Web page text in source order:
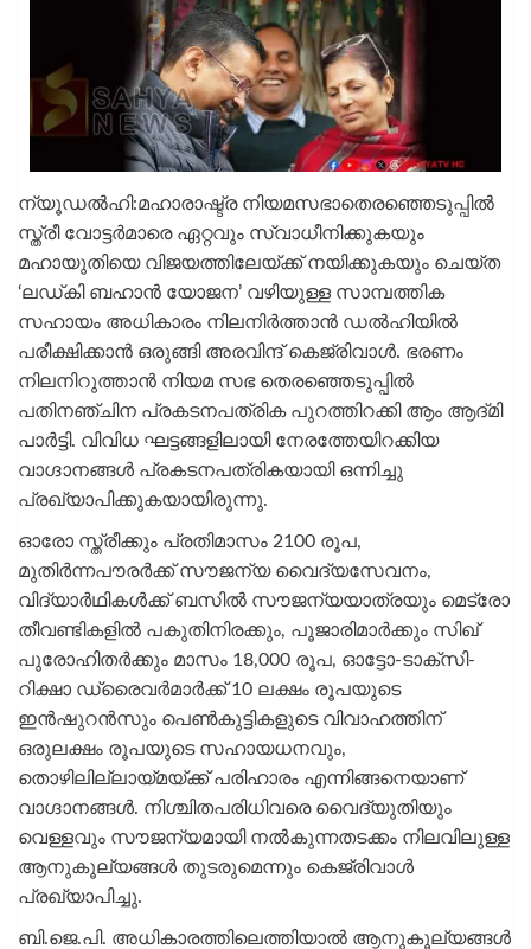
ന്യൂഡൽഹി:മഹാരാഷ്ട്ര നിയമസഭാതെരഞ്ഞെടുപ്പിൽ
സ്ത്രീ വോട്ടർമാരെ ഏറ്റവും സ്വാധീനിക്കുകയും
മഹായുതിയെ വിജയത്തിലേയ്ക്ക് നയിക്കുകയും ചെയ്ത
‘ലഡ്കി ബഹാൻ യോജന’ വഴിയുള്ള സാമ്പത്തിക
സഹായം അധികാരം നിലനിർത്താൻ ഡൽഹിയിൽ
പരീക്ഷിക്കാൻ ഒരുങ്ങി അരവിന്ദ് കെജ്‌രിവാൾ. ഭരണം
നിലനിറുത്താൻ നിയമ സഭ തെരഞ്ഞെടുപ്പിൽ
പതിനഞ്ചിന പ്രകടനപത്രിക പുറത്തിറക്കി ആം ആദ്മി
പാർട്ടി. വിവിധ ഘട്ടങ്ങളിലായി നേരത്തേയിറക്കിയ
വാഗ്ദാനങ്ങൾ പ്രകടനപത്രികയായി ഒന്നിച്ചു
പ്രഖ്യാപിക്കുകയായിരുന്നു.
ഓരോ സ്ത്രീക്കും പ്രതിമാസം 2100 രൂപ,
മുതിർന്നപൗരർക്ക് സൗജന്യ വൈദ്യസേവനം,
വിദ്യാർഥികൾക്ക് ബസിൽ സൗജന്യയാത്രയും മെട്രോ
തീവണ്ടികളിൽ പകുതിനിരക്കും, പൂജാരിമാർക്കും സിഖ്
പുരോഹിതർക്കും മാസം 18,000 രൂപ, ഓട്ടോ-ടാക്സി-
റിക്ഷാ ഡ്രൈവർമാർക്ക് 10 ലക്ഷം രൂപയുടെ
ഇൻഷുറൻസും പെൺകുട്ടികളുടെ വിവാഹത്തിന്
ഒരുലക്ഷം രൂപയുടെ സഹായധനവും,
തൊഴിലില്ലായ്മയ്ക്ക് പരിഹാരം എന്നിങ്ങനെയാണ്
വാഗ്ദാനങ്ങൾ. നിശ്ചിതപരിധിവരെ വൈദ്യുതിയും
വെള്ളവും സൗജന്യമായി നൽകുന്നതടക്കം നിലവിലുള്ള
ആനുകൂല്യങ്ങൾ തുടരുമെന്നും കെജ്‌രിവാൾ
പ്രഖ്യാപിച്ചു.
ബി.ജെ.പി. അധികാരത്തിലെത്തിയാൽ ആനുകൂല്യങ്ങൾ